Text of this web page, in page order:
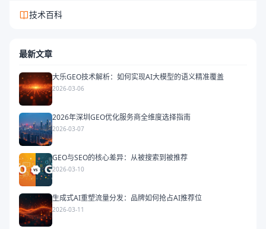
技术百科
最新文章
大乐GEO技术解析：如何实现AI大模型的语义精准覆盖
2026-03-06
2026年深圳GEO优化服务商全维度选择指南
2026-03-07
GEO与SEO的核心差异：从被搜索到被推荐
2026-03-10
生成式AI重塑流量分发：品牌如何抢占AI推荐位
2026-03-11